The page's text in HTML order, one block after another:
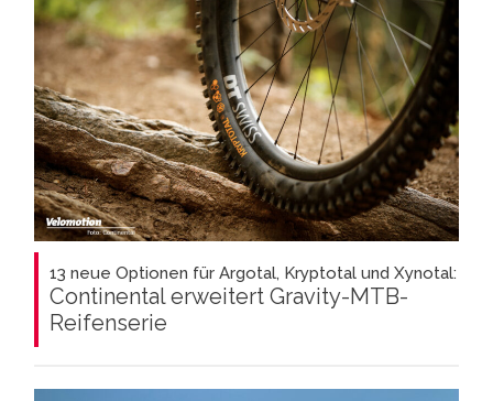
13 neue Optionen für Argotal, Kryptotal und Xynotal:
Continental erweitert Gravity-MTB-
Reifenserie